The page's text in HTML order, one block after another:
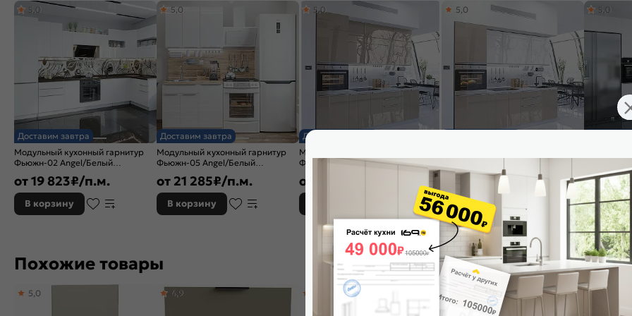
Доставим завтра
Модульный кухонный гарнитур
Фьюжн-02 Angel/Белый
2340x3900/1400x600
5,0
от19 823₽/п.м.
В корзину
Доставим завтра
Модульный кухонный гарнитур
Фьюжн-05 Angel/Белый
5,0
от 21 285₽/п.м.
В корзину
Доставим завтра
Модульный кухонный гарнитур
Фьюжн-03 Gallant/Белый
5,0
от
2140x2600x600
5,0
26 440₽/п.м.
В корзину
Доставим
Фьюжн-01
5,0
от20
В
Похожие товары
5,0 4,9 5,0